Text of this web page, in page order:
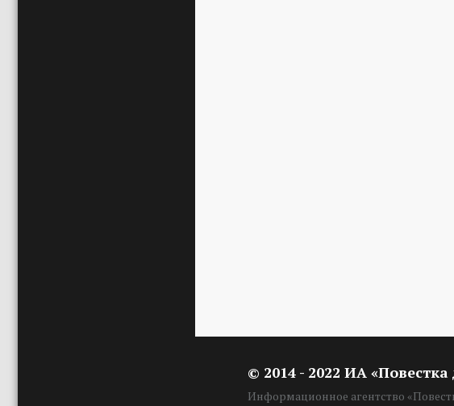
© 2014 - 2022 ИА «Повестка
Информационное агентство